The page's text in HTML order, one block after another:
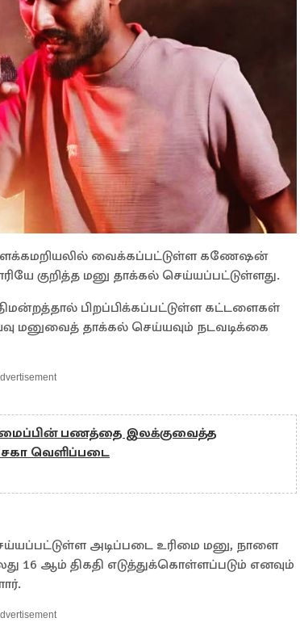
வைக்கப்பட்டுள்ள கணேஷன்
குறித்த மனு தாக்கல் செய்யப்பட்டுள்ளது.
பிறப்பிக்கப்பட்டுள்ள கட்டளைகள்
மனுவைத் தாக்கல் செய்யவும் நடவடிக்கை
பணத்தை இலக்குவைத்த
வெளிப்படை
அடிப்படை உரிமை மனு, நாளை
16 ஆம் திகதி எடுத்துக்கொள்ளப்படும் எனவும்